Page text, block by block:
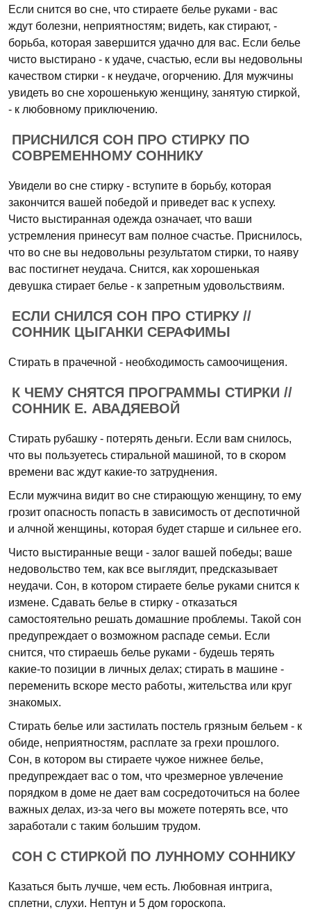
Если снится во сне, что стираете белье руками - вас
ждут болезни, неприятностям; видеть, как стирают, -
борьба, которая завершится удачно для вас. Если белье
чисто выстирано - к удаче, счастью, если вы недовольны
качеством стирки - к неудаче, огорчению. Для мужчины
увидеть во сне хорошенькую женщину, занятую стиркой,
- к любовному приключению.
ПРИСНИЛСЯ СОН ПРО СТИРКУ ПО
СОВРЕМЕННОМУ СОННИКУ
Увидели во сне стирку - вступите в борьбу, которая
закончится вашей победой и приведет вас к успеху.
Чисто выстиранная одежда означает, что ваши
устремления принесут вам полное счастье. Приснилось,
что во сне вы недовольны результатом стирки, то наяву
вас постигнет неудача. Снится, как хорошенькая
девушка стирает белье - к запретным удовольствиям.
ЕСЛИ СНИЛСЯ СОН ПРО СТИРКУ //
СОННИК ЦЫГАНКИ СЕРАФИМЫ
Стирать в прачечной - необходимость самоочищения.
К ЧЕМУ СНЯТСЯ ПРОГРАММЫ СТИРКИ //
СОННИК Е. АВАДЯЕВОЙ
Стирать рубашку - потерять деньги. Если вам снилось,
что вы пользуетесь стиральной машиной, то в скором
времени вас ждут какие-то затруднения.
Если мужчина видит во сне стирающую женщину, то ему
грозит опасность попасть в зависимость от деспотичной
и алчной женщины, которая будет старше и сильнее его.
Чисто выстиранные вещи - залог вашей победы; ваше
недовольство тем, как все выглядит, предсказывает
неудачи. Сон, в котором стираете белье руками снится к
измене. Сдавать белье в стирку - отказаться
самостоятельно решать домашние проблемы. Такой сон
предупреждает о возможном распаде семьи. Если
снится, что стираешь белье руками - будешь терять
какие-то позиции в личных делах; стирать в машине -
переменить вскоре место работы, жительства или круг
знакомых.
Стирать белье или застилать постель грязным бельем - к
обиде, неприятностям, расплате за грехи прошлого.
Сон, в котором вы стираете чужое нижнее белье,
предупреждает вас о том, что чрезмерное увлечение
порядком в доме не дает вам сосредоточиться на более
важных делах, из-за чего вы можете потерять все, что
заработали с таким большим трудом.
СОН С СТИРКОЙ ПО ЛУННОМУ СОННИКУ
Казаться быть лучше, чем есть. Любовная интрига,
сплетни, слухи. Нептун и 5 дом гороскопа.